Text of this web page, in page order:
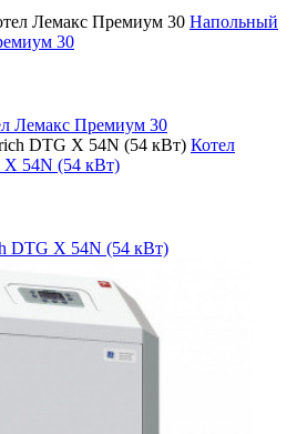
Напольный
30
Лемакс Премиум 30
Котел
X 54N (54 кВт)
DTG X 54N (54 кВт)